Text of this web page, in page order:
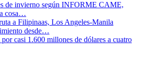
de invierno según INFORME CAME,
cosa…
a Filipinaas, Los Angeles-Manila
desde…
casi 1.600 millones de dólares a cuatro